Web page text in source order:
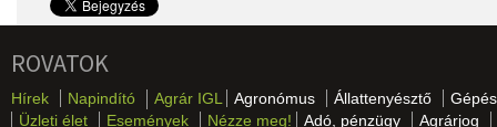
ROVATOK
Hírek Napindító Agrár IGL Agronómus Állattenyésztő
Üzleti élet
Események Nézze meg! Adó, pénzügy
Agrárjog